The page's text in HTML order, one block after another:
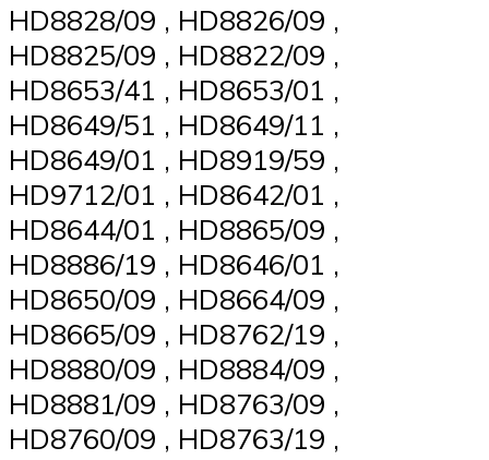
HD8828/09 , HD8826/09 ,
HD8825/09 , HD8822/09 ,
HD8653/41 , HD8653/01 ,
HD8649/51 , HD8649/11 ,
HD8649/01 , HD8919/59 ,
HD9712/01 , HD8642/01 ,
HD8644/01 , HD8865/09 ,
HD8886/19 , HD8646/01 ,
HD8650/09 , HD8664/09 ,
HD8665/09 , HD8762/19 ,
HD8880/09 , HD8884/09 ,
HD8881/09 , HD8763/09 ,
HD8760/09 , HD8763/19 ,